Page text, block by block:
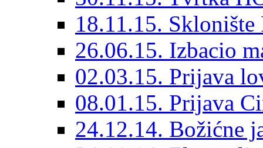
18.11.15. Sklonište
26.06.15. Izbacio
02.03.15. Prijava
08.01.15. Prijava
24.12.14. Božićne